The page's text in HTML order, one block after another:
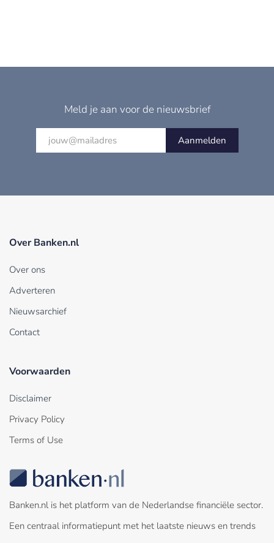
Meld je aan voor de nieuwsbrief
Aanmelden
Over Banken.nl
Over ons
Adverteren
Nieuwsarchief
Contact
Voorwaarden
Disclaimer
Privacy Policy
Terms of Use
Banken.nl is het platform van de Nederlandse financiële sector.
Een centraal informatiepunt met het laatste nieuws en trends